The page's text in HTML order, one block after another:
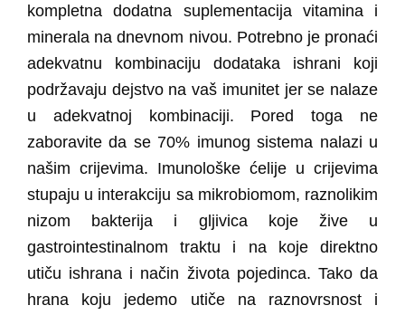
kompletna dodatna suplementacija vitamina i
minerala na dnevnom nivou. Potrebno je pronaći
adekvatnu kombinaciju dodataka ishrani koji
podržavaju dejstvo na vaš imunitet jer se nalaze
u adekvatnoj kombinaciji. Pored toga ne
zaboravite da se 70% imunog sistema nalazi u
našim crijevima. Imunološke ćelije u crijevima
stupaju u interakciju sa mikrobiomom, raznolikim
nizom bakterija i gljivica koje žive u
gastrointestinalnom traktu i na koje direktno
utiču ishrana i način života pojedinca. Tako da
hrana koju jedemo utiče na raznovrsnost i